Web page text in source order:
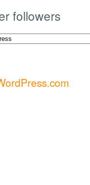
followers